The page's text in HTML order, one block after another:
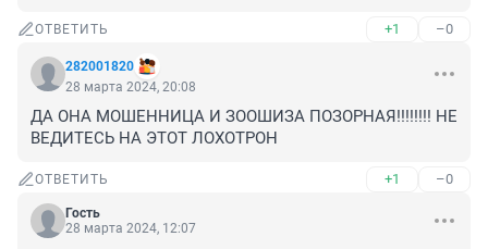
ОТВЕТИТЬ +1 –0
282001820
28 марта 2024, 20:08
ДА ОНА МОШЕННИЦА И ЗООШИЗА ПОЗОРНАЯ!!!!!!!! НЕ
ВЕДИТЕСЬ НА ЭТОТ ЛОХОТРОН
ОТВЕТИТЬ +1 –0
Гость
28 марта 2024, 12:07